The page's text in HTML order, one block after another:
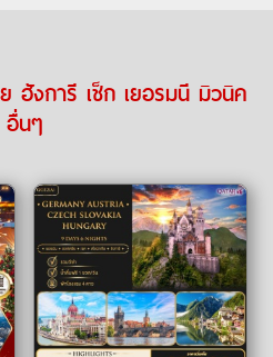
ฮังการี เช็ก เยอรมนี มิวนิค
อื่นๆ